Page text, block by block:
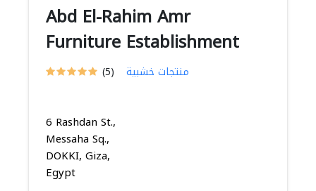
Abd El-Rahim Amr
Furniture Establishment
(5) منتجات خشبية
6 Rashdan St.,
Messaha Sq.,
DOKKI, Giza,
Egypt